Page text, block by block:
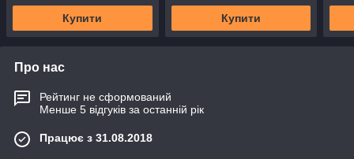
Купити Купити
Про нас
Рейтинг не сформований
Менше 5 відгуків за останній рік
Працює з 31.08.2018